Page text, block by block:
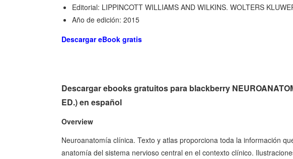
Editorial: LIPPINCOTT WILLIAMS AND WILKINS. WOLTERS
Año de edición: 2015
Descargar eBook gratis
Descargar ebooks gratuitos para blackberry
ED.) en español
Overview
Neuroanatomía clínica. Texto y atlas proporciona toda la información
anatomía del sistema nervioso central en el contexto clínico.